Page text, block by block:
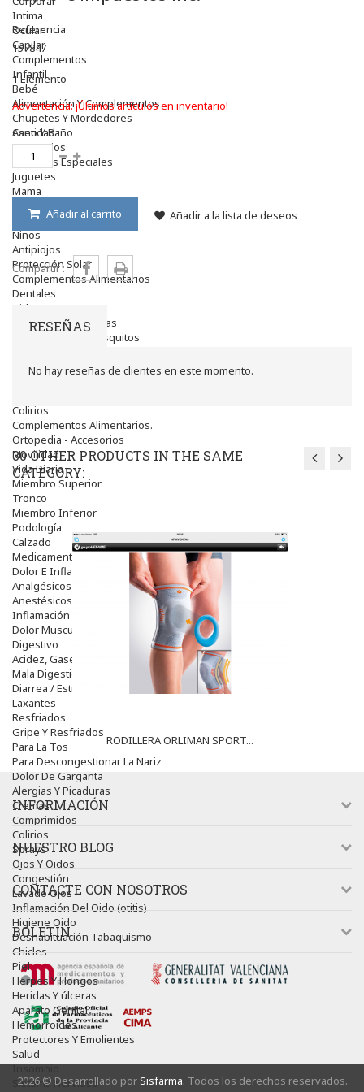
Intima
Ocular
Capilar
Complementos
Infantil
Bebé
Alimentación Y Complementos
Chupetes Y Mordedores
Aseo Y Baño
Accesorios
Cuidados Especiales
Juguetes
Mama
Canastilla
Niños
Antipiojos
Protección Solar
Complementos Alimentarios
Dentales
Hidratantes
Golpes Y Hematomas
Repelentes De Mosquitos
Higiene
Colirios
Complementos Alimentarios.
Ortopedia - Accesorios
Movilidad
Vida Diaria
Miembro Superior
Tronco
Miembro Inferior
Podología
Calzado
Medicamentos
Dolor E Inflamación
Analgésicos
Anestésicos
Inflamación Articulaciones
Dolor Muscular / Articular
Digestivo
Acidez, Gases Y Ardores
Mala Digestion
Diarrea / Estreñimiento / Vómitos
Laxantes
Resfriados
Gripe Y Resfriados
Para La Tos
Para Descongestionar La Nariz
Dolor De Garganta
Alergias Y Picaduras
Cremas
Comprimidos
Colirios
Sprays
Ojos Y Oidos
Congestión
Lavado Ojos
Inflamación Del Oido (otitis)
Higiene Oido
Deshabituación Tabaquismo
Chicles
Piel
Herpes Y Hongos
Heridas Y úlceras
Aparato Genital
Hemorroides
Protectores Y Emolientes
Salud
Insomnio
Sistema Nervioso
Referencia
157847
1Elemento
Advertencia: ¡Últimos artículos en inventario!
Cantidad :
Añadir al carrito Añadir a la lista de deseos
Compartir :
RESEÑAS
No hay reseñas de clientes en este momento.
30 OTHER PRODUCTS IN THE SAME
CATEGORY:
RODILLERA ORLIMAN SPORT...
INFORMACIÓN
NUESTRO BLOG
CONTACTE CON NOSOTROS
BOLETÍN
2026 © Desarrollado porSisfarma. Todos los derechos reservados.